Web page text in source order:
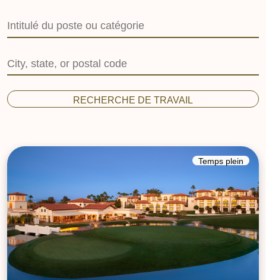
Temps plein